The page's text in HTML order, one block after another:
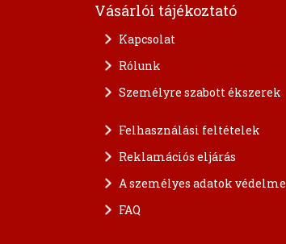
Vásárlói tájékoztató
Kapcsolat
Rólunk
Személyre szabott ékszerek
Felhasználási feltételek
Reklamációs eljárás
A személyes adatok védelme
FAQ